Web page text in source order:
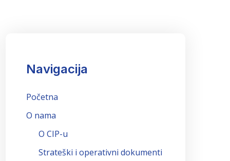
Navigacija
Početna
O nama
O CIP-u
Strateški i operativni dokumenti